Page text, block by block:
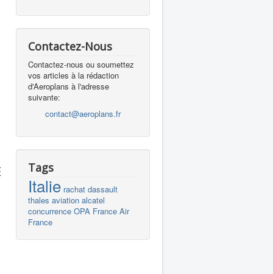
Contactez-Nous
Contactez-nous ou soumettez
vos articles à la rédaction
d'Aeroplans à l'adresse
suivante:
contact@aeroplans.fr
Tags
Italie rachat dassault
thales aviation alcatel
concurrence OPA France Air
France